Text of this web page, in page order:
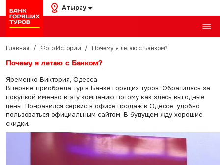
Атырау
Главная / Фото Истории / Почему я летаю с Банком?
Почему я летаю с Банком?
Яременко Виктория, Одесса
Впервые приобрела тур в Банке горящих туров. Обратилась за
покупкой именно в эту компанию потому как здесь выгодные
цены. Понравился сервис в офисе продаж в Одессе, удобно
пользоваться официальным сайтом. В будущем жду хорошие
скидки.